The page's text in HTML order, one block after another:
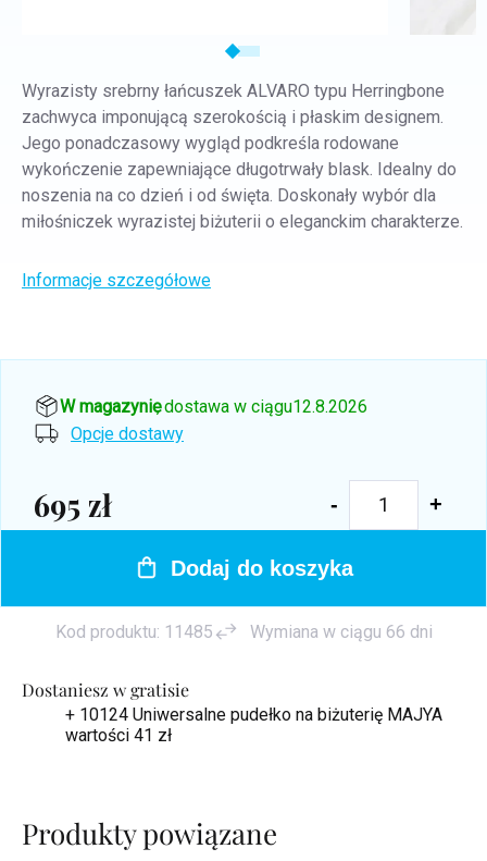
Dostaniesz w gratisie
+ 10124 Uniwersalne pudełko na biżuterię MAJYA
wartości 41 zł
Wyrazisty srebrny łańcuszek ALVARO typu Herringbone
zachwyca imponującą szerokością i płaskim designem.
Jego ponadczasowy wygląd podkreśla rodowane
wykończenie zapewniające długotrwały blask. Idealny do
noszenia na co dzień i od święta. Doskonały wybór dla
miłośniczek wyrazistej biżuterii o eleganckim charakterze.
Informacje szczegółowe
W magazynie, dostawa w ciągu12.8.2026
Opcje dostawy
695 zł
Cena
Dodaj do koszyka
Kod produktu: 11485 Wymiana w ciągu 66 dni
Produkty powiązane